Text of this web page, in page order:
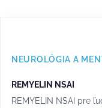
NEUROLÓGIA A
REMYELIN NSAI
REMYELIN NSAI pre